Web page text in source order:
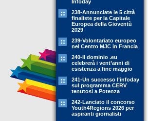
Infoday
238-Annunciate le 5 città
finaliste per la Capitale
Europea della Gioventù
2029
239-Volontariato europeo
nel Centro MJC in Francia
240-Il dominio .eu
celebrerà i vent’anni di
esistenza a fine maggio
241-Un successo l’infoday
sul programma CERV
tenutosi a Potenza
242-Lanciato il concorso
Youth4Regions 2026 per
aspiranti giornalisti